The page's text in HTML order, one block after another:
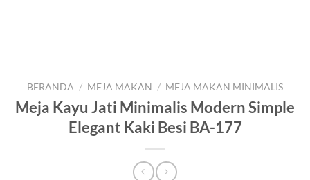
BERANDA / MEJA MAKAN / MEJA MAKAN MINIMALIS
Meja Kayu Jati Minimalis Modern Simple
Elegant Kaki Besi BA-177